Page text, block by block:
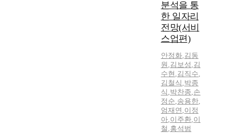
분석을 통
한 일자리
전망(서비
스업편)
안정화,김동
원 ,김보성 ,김
수현 ,김직수,
김철식 ,박종
식 ,박찬종,손
정순,송용한,
엄재연 ,이정
아,이주환,이
철 ,홍석범